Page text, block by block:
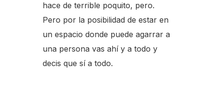
hace de terrible poquito, pero.
Pero por la posibilidad de estar en
un espacio donde puede agarrar a
una persona vas ahí y a todo y
decis que sí a todo.